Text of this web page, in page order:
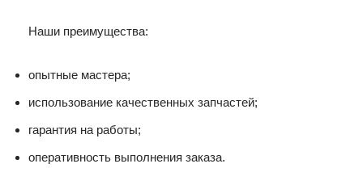
Наши преимущества:
опытные мастера;
использование качественных запчастей;
гарантия на работы;
оперативность выполнения заказа.